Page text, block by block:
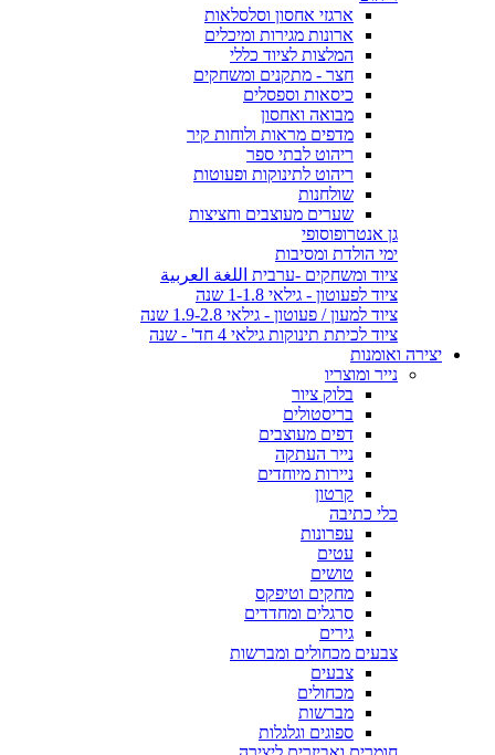
ארגזי אחסון וסלסלאות
ארונות מגירות ומיכלים
המלצות לציוד כללי
חצר - מתקנים ומשחקים
כיסאות וספסלים
מבואה ואחסון
מדפים מראות ולוחות קיר
ריהוט לבתי ספר
ריהוט לתינוקות ופעוטות
שולחנות
שערים מעוצבים וחציצות
גן אנטרופוסופי
ימי הולדת ומסיבות
ציוד ומשחקים -ערבית اللغة العربية
ציוד לפעוטון - גילאי 1-1.8 שנה
ציוד למעון / פעוטון - גילאי 1.9-2.8 שנה
ציוד לכיתת תינוקות גילאי 4 חד' - שנה
יצירה ואומנות
נייר ומוצריו
בלוק ציור
בריסטולים
דפים מעוצבים
נייר העתקה
ניירות מיוחדים
קרטון
כלי כתיבה
עפרונות
עטים
טושים
מחקים וטיפקס
סרגלים ומחדדים
גירים
צבעים מכחולים ומברשות
צבעים
מכחולים
מברשות
ספוגים וגלגלות